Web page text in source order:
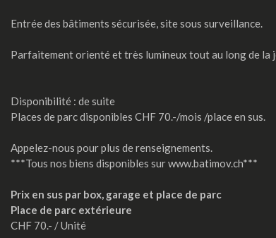
Entrée des bâtiments sécurisée, site sous surveillance.
Parfaitement orienté et très lumineux tout au long de la
Disponibilité : de suite
Places de parc disponibles CHF 70.-/mois /place en sus.
Appelez-nous pour plus de renseignements.
***Tous nos biens disponibles sur www.batimov.ch***
Prix en sus par box, garage et place de parc
Place de parc extérieure
CHF 70.- / Unité